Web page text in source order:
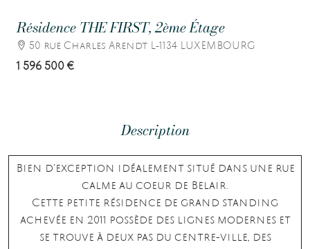
Résidence THE FIRST, 2ème Étage
50 rue Charles Arendt L-1134 LUXEMBOURG
1 596 500 €
Description
Bien d’exception idéalement situé dans une rue
calme au coeur de Belair.
Cette petite résidence de grand standing
achevée en 2011 possède des lignes modernes et
se trouve à deux pas du centre-ville, des